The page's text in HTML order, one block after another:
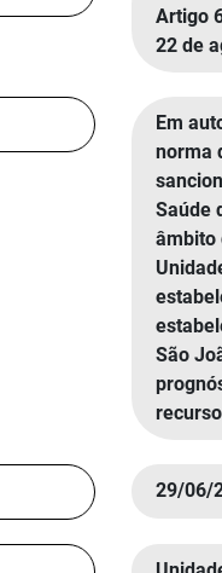
Artigo
22 de
Em
norma
Saúde
âmbito
São
29/06/